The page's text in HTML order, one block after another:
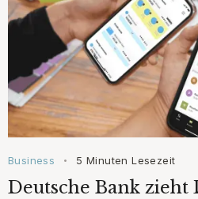
Business • 5 Minuten Lesezeit
Deutsche Bank